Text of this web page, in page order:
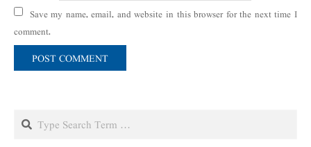
Save my name, email, and website in this browser for the next time I
comment.
Search